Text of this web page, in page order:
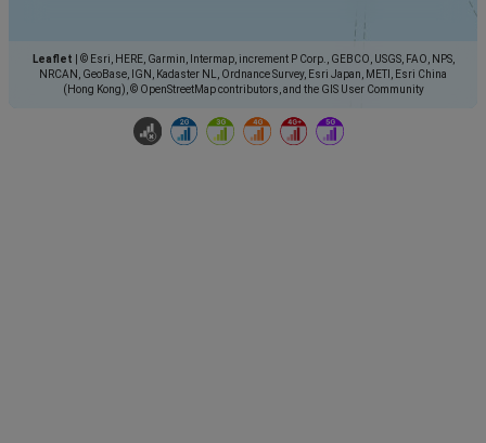
Leaflet
© Esri, HERE, Garmin, Intermap, increment P Corp., GEBCO, USGS, FAO, NPS,
NRCAN, GeoBase, IGN, Kadaster NL, Ordnance Survey, Esri Japan, METI, Esri China
(Hong Kong), © OpenStreetMap contributors, and the GIS User Community